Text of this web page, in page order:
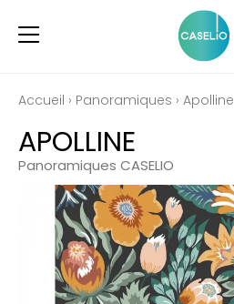
Accueil › Panoramiques › Apolline
APOLLINE
Panoramiques CASELIO